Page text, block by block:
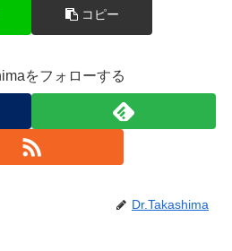
コピー
をフォローする
Dr.Takashima